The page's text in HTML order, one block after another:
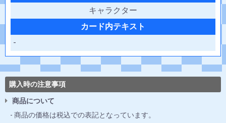
キャラクター
カード内テキスト
-
購入時の注意事項
商品について
商品の価格は税込での表記となっています。